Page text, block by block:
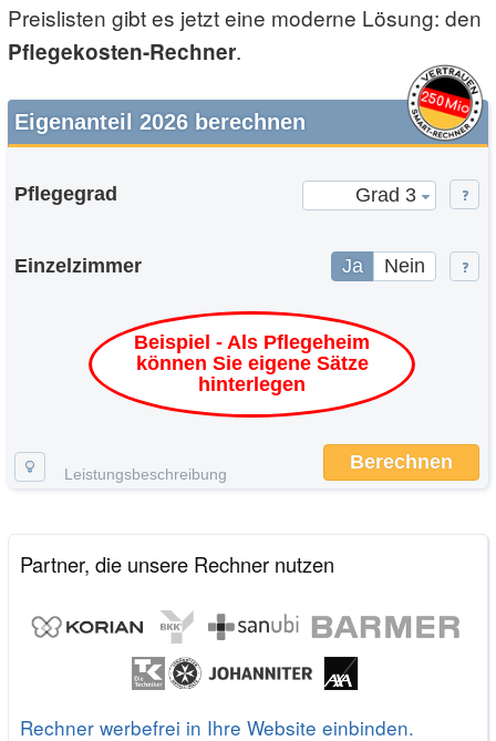
Preislisten gibt es jetzt eine moderne Lösung: den
Pflegekosten-Rechner.
Eigenanteil 2026 berechnen
Pflegegrad Grad 3
Einzelzimmer Ja Nein
Leistungsbeschreibung
Berechnen
Beispiel - Als Pflegeheim
können Sie eigene Sätze
hinterlegen
Partner, die unsere Rechner nutzen
Rechner werbefrei in Ihre Website einbinden.